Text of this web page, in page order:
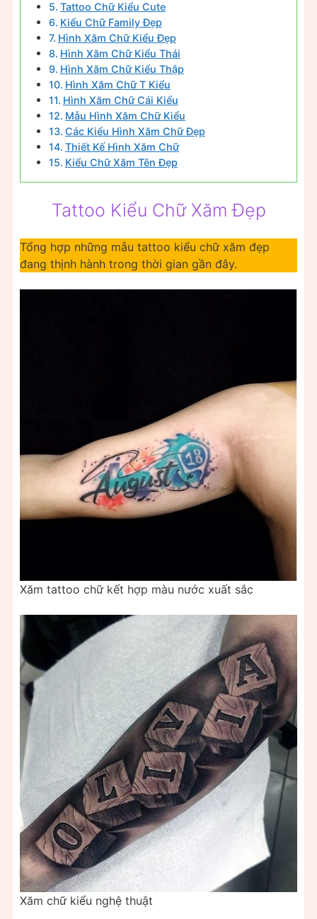
Tattoo Chữ Kiểu Cute
Kiểu Chữ Family Đẹp
Hình Xăm Chữ Kiểu Đẹp
Hình Xăm Chữ Kiểu Thái
Hình Xăm Chữ Kiểu Thập
Hình Xăm Chữ T Kiểu
Hình Xăm Chữ Cái Kiểu
Mẫu Hình Xăm Chữ Kiểu
Các Kiểu Hình Xăm Chữ Đẹp
Thiết Kế Hình Xăm Chữ
Kiểu Chữ Xăm Tên Đẹp
Tattoo Kiểu Chữ Xăm Đẹp
Tổng hợp những mẫu tattoo kiểu chữ xăm đẹp
đang thịnh hành trong thời gian gần đây.
Xăm tattoo chữ kết hợp màu nước xuất sắc
Xăm chữ kiểu nghệ thuật